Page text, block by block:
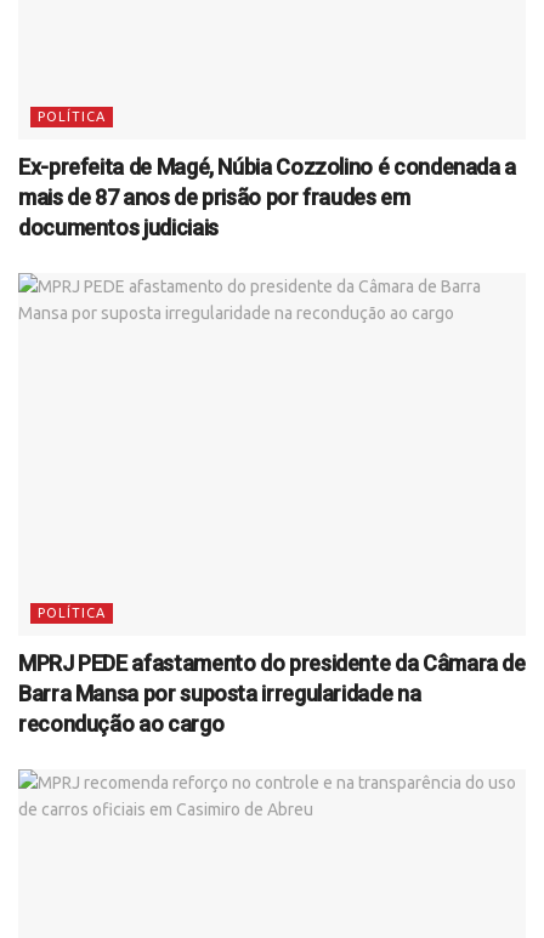
POLÍTICA
Ex-prefeita de Magé, Núbia Cozzolino é condenada a
mais de 87 anos de prisão por fraudes em
documentos judiciais
POLÍTICA
MPRJ PEDE afastamento do presidente da Câmara de
Barra Mansa por suposta irregularidade na
recondução ao cargo